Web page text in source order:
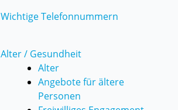
Wichtige Telefonnummern
Alter / Gesundheit
Alter
Angebote für ältere
Personen